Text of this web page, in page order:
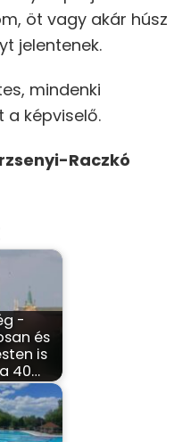
öt vagy akár húsz
jelentenek.
mindenki
a képviselő.
Raczkó
-
és
is
40…